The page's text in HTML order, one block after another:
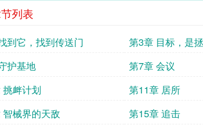
列表
到它，找到传送门 第3章 目标，是
护基地 第7章 会议
衅计划 第11章 居所
械界的天敌 第15章 追击